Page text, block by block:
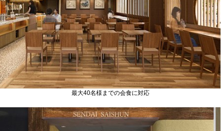
最大40名様までの会食に対応